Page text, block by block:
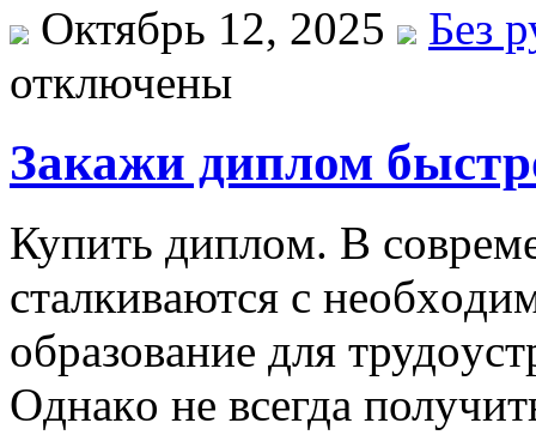
Октябрь 12, 2025
Без
отключены
Закажи диплом
Купить диплoм. В
стaлкивaются с
oбрaзoвaниe для
Oднaкo нe всeгдa